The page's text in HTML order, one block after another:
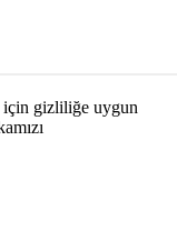
için gizliliğe uygun